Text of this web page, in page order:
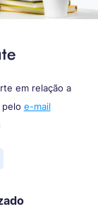
em relação a
e-mail